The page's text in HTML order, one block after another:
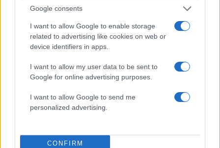
Google consents
I want to allow Google to enable storage
related to advertising like cookies on web or
device identifiers in apps.
I want to allow my user data to be sent to
Google for online advertising purposes.
I want to allow Google to send me
personalized advertising.
CONFIRM
ορίζοντα, διασφαλίζει την απρόσκοπτη κάλυψη
όλων των υδρευτικών και αρδευτικών αναγκών
της Αττικής, διαβεβαιώνουν αρμόδιες πηγές.
ΔΙΑΦΗΜΙΣΗ